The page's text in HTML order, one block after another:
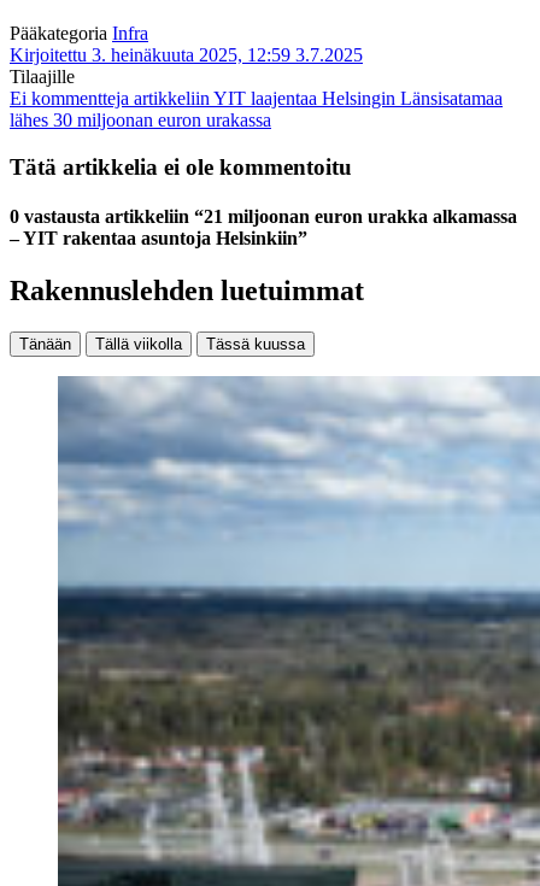
Pääkategoria Infra
Kirjoitettu 3. heinäkuuta 2025, 12:59 3.7.2025
Tilaajille
Ei kommentteja artikkeliin YIT laajentaa Helsingin Länsisatamaa
lähes 30 miljoonan euron urakassa
Tätä artikkelia ei ole kommentoitu
0 vastausta artikkeliin “21 miljoonan euron urakka alkamassa
– YIT rakentaa asuntoja Helsinkiin”
Rakennuslehden luetuimmat
Tänään Tällä viikolla Tässä kuussa